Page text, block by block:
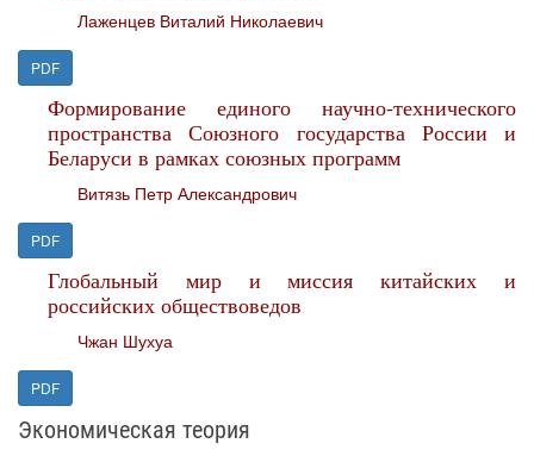
Лаженцев Виталий Николаевич
PDF
Формирование единого научно-технического
пространства Союзного государства России и
Беларуси в рамках союзных программ
Витязь Петр Александрович
PDF
Глобальный мир и миссия китайских и
российских обществоведов
Чжан Шухуа
PDF
Экономическая теория